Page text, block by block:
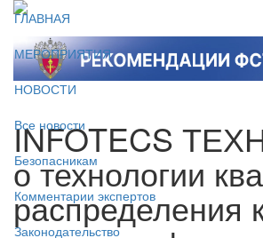
ГЛАВНАЯ
МЕРОПРИЯТИЯ
НОВОСТИ
Все новости
Безопасникам
Комментарии экспертов
Законодательство
INFOTECS
о технологии
распределения